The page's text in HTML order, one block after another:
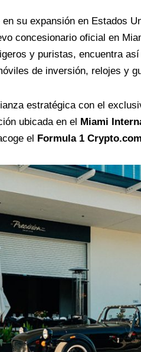
su expansión en Estados
concesionario oficial en
y puristas, encuentra
de inversión, relojes y
estratégica con el
ubicada en el Miami
el Formula 1